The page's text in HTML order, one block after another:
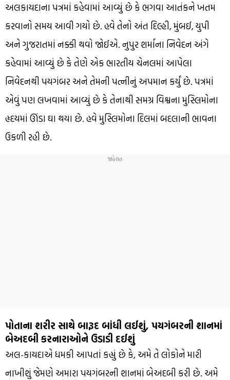
અલકાયદાના પત્રમાં કહેવામાં આવ્યું છે કે ભગવા આતંકને ખતમ
કરવાનો સમય આવી ગયો છે. હવે તેનો અંત દિલ્હી, મુંબઈ, યુપી
અને ગુજરાતમાં નક્કી થવો જોઈએ. નુપુર શર્માના નિવેદન અંગે
કહેવામાં આવ્યું છે કે તેણે એક ભારતીય ચેનલમાં આપેલા
નિવેદનથી પયગંબર અને તેમની પત્નીનું અપમાન કર્યું છે. પત્રમાં
એવું પણ લખવામાં આવ્યું છે કે તેનાથી સમગ્ર વિશ્વના મુસ્લિમોના
હૃદયમાં ઊંડા ઘા થયા છે. હવે મુસ્લિમોના દિલમાં બદલાની ભાવના
ઉકળી રહી છે.
પોતાના શરીર સાથે બારૂદ બાંધી લઈશું, પયગંબરની શાનમાં
બેઅદબી કરનારાઓને ઉડાડી દઈશું
અલ-કાયદાએ ધમકી આપતાં કહ્યું છે કે, અમે તે લોકોને મારી
નાખીશું જેમણે અમારા પયગંબરની શાનમાં બેઅદબી કરી છે. અમે